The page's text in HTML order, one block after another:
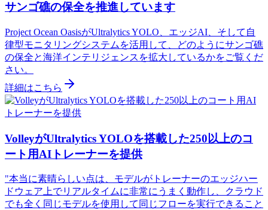
サンゴ礁の保全を推進しています
Project Ocean OasisがUltralytics YOLO、エッジAI、そして自
律型モニタリングシステムを活用して、どのようにサンゴ礁
の保全と海洋インテリジェンスを拡大しているかをご覧くだ
さい。
詳細はこちら
VolleyがUltralytics YOLOを搭載した250以上のコ
ート用AIトレーナーを提供
"本当に素晴らしい点は、モデルがトレーナーのエッジハー
ドウェア上でリアルタイムに非常にうまく動作し、クラウド
でも全く同じモデルを使用して同じフローを実行できること